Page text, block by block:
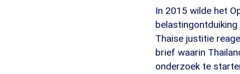
In 2015 wilde het
Thaise justitie
brief waarin
onderzoek te